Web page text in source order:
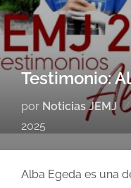
Testimonio:
por Noticias JEMJ
2025
Alba Egeda es una